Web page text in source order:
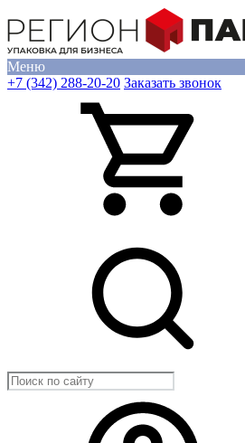
Меню
+7 (342) 288-20-20 Заказать звонок